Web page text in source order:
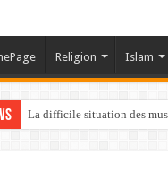
Religion Islam
La difficile situation des